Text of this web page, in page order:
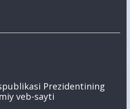
Prezidentining
veb-sayti